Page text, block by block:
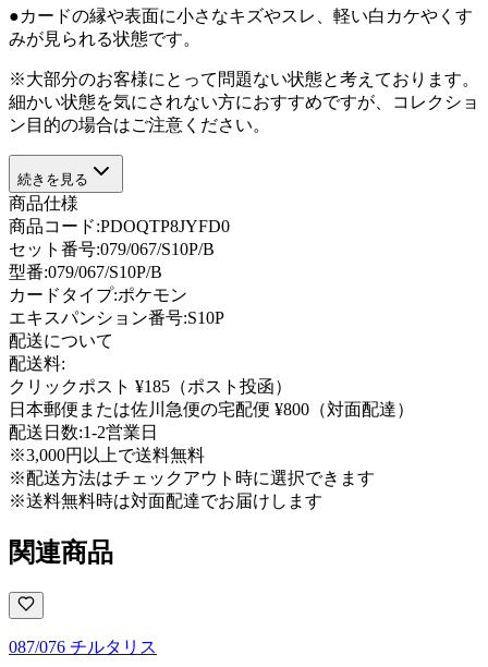
●カードの縁や表面に小さなキズやスレ、軽い白カケやくす
みが見られる状態です。
※大部分のお客様にとって問題ない状態と考えております。
細かい状態を気にされない方におすすめですが、コレクショ
ン目的の場合はご注意ください。
続きを見る
商品仕様
商品コード:PDOQTP8JYFD0
セット番号:079/067/S10P/B
型番:079/067/S10P/B
カードタイプ:ポケモン
エキスパンション番号:S10P
配送について
配送料:
クリックポスト ¥185（ポスト投函）
日本郵便または佐川急便の宅配便 ¥800（対面配達）
配送日数:1-2営業日
※3,000円以上で送料無料
※配送方法はチェックアウト時に選択できます
※送料無料時は対面配達でお届けします
関連商品
087/076 チルタリス